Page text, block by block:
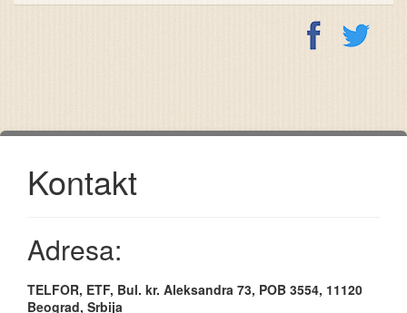
Kontakt
Adresa:
TELFOR, ETF, Bul. kr. Aleksandra 73, POB 3554, 11120
Beograd, Srbija